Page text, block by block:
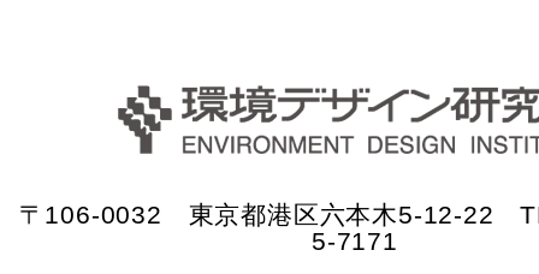
〒106-0032 東京都港区六本木5-12-22
5-7171